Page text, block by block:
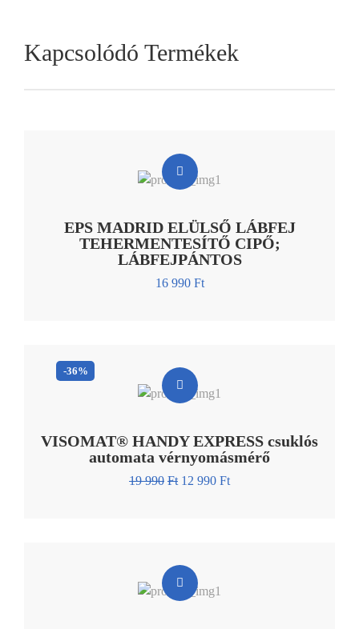
Kapcsolódó Termékek
EPS MADRID ELÜLSŐ LÁBFEJ
TEHERMENTESÍTŐ CIPŐ;
LÁBFEJPÁNTOS
16 990 Ft
-36%
VISOMAT® HANDY EXPRESS csuklós
automata vérnyomásmérő
19 990 Ft 12 990 Ft